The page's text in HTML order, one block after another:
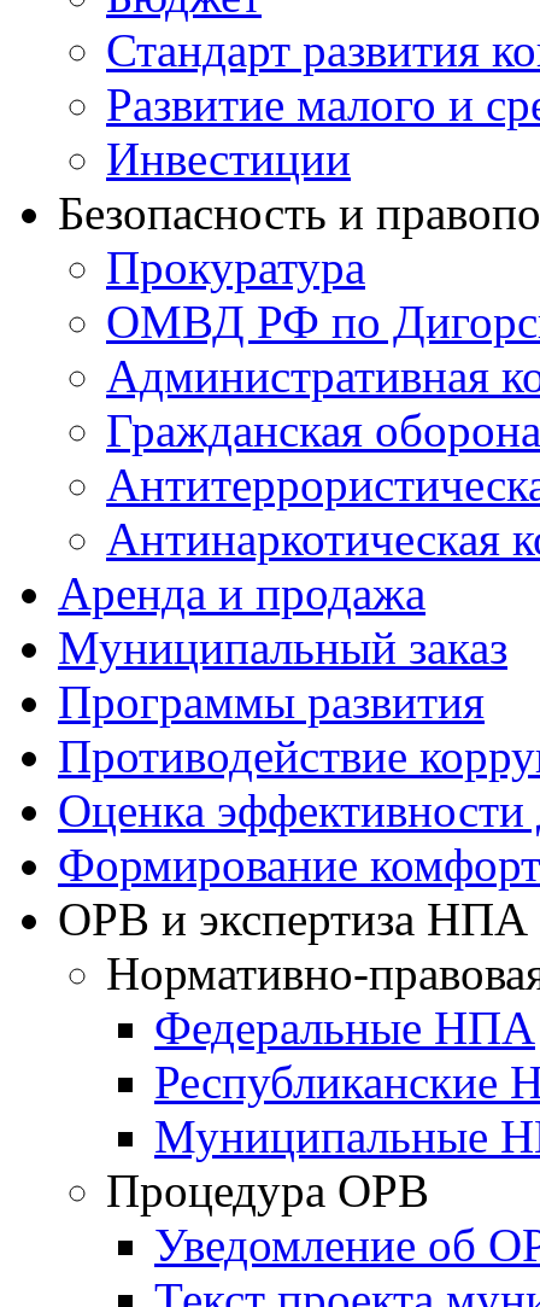
Стандарт развития
Развитие малого и
Инвестиции
Безопасность и
Прокуратура
ОМВД РФ по
Административная
Гражданская оборона
Антинаркотическая
Аренда и продажа
Муниципальный заказ
Программы развития
Противодействие
Оценка
Формирование
ОРВ и экспертиза НПА
Нормативно-
Федеральные НПА
Республиканские
Муниципальные
Процедура ОРВ
Уведомление об